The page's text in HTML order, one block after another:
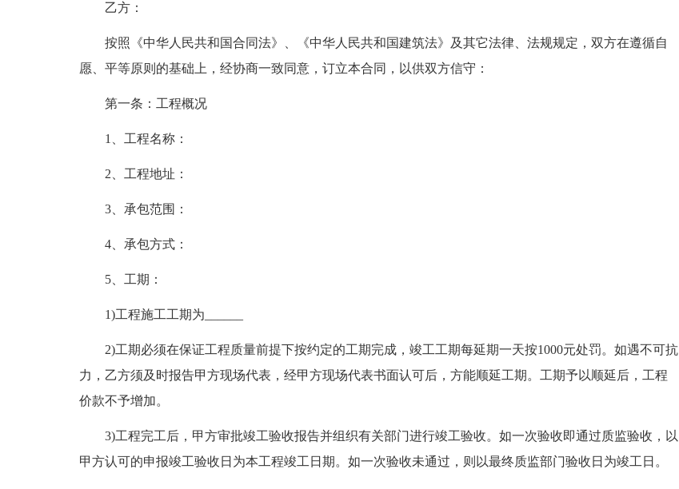
乙方：
按照《中华人民共和国合同法》、《中华人民共和国建筑法》及其它法律、法规规定，双方在遵循自
愿、平等原则的基础上，经协商一致同意，订立本合同，以供双方信守：
第一条：工程概况
1、工程名称：
2、工程地址：
3、承包范围：
4、承包方式：
5、工期：
1)工程施工工期为______
2)工期必须在保证工程质量前提下按约定的工期完成，竣工工期每延期一天按1000元处罚。如遇不可抗
力，乙方须及时报告甲方现场代表，经甲方现场代表书面认可后，方能顺延工期。工期予以顺延后，工程
价款不予增加。
3)工程完工后，甲方审批竣工验收报告并组织有关部门进行竣工验收。如一次验收即通过质监验收，以
甲方认可的申报竣工验收日为本工程竣工日期。如一次验收未通过，则以最终质监部门验收日为竣工日。